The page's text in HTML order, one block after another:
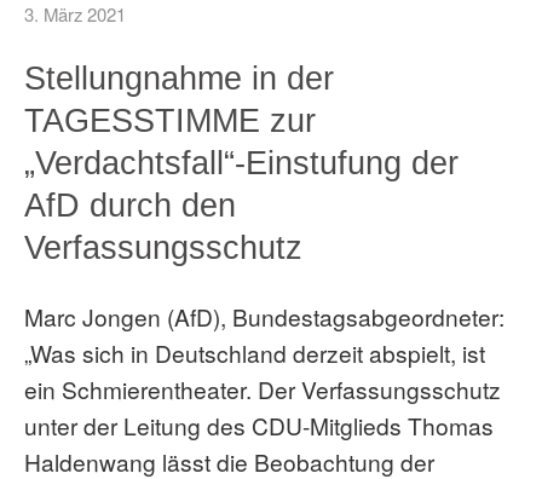
3. März 2021
Stellungnahme in der
TAGESSTIMME zur
„Verdachtsfall“-Einstufung der
AfD durch den
Verfassungsschutz
Marc Jongen (AfD), Bundestagsabgeordneter:
„Was sich in Deutschland derzeit abspielt, ist
ein Schmierentheater. Der Verfassungsschutz
unter der Leitung des CDU-Mitglieds Thomas
Haldenwang lässt die Beobachtung der